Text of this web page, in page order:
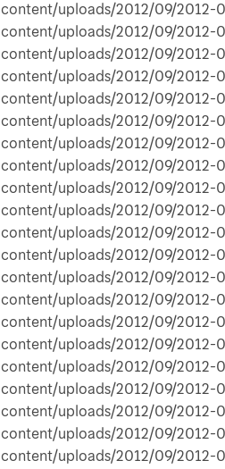
content/uploads/2012/09/2012-
content/uploads/2012/09/2012-
content/uploads/2012/09/
content/uploads/2012/09/2012-
content/uploads/2012/09/2012-
content/uploads/2012/09/2012-
content/uploads/2012/09/2012-
content/uploads/2012/09/2012-
content/uploads/2012/09/
content/uploads/2012/09/2012-
content/uploads/2012/09/2012-
content/uploads/2012/09/2012-
content/uploads/2012/09/2012-
content/uploads/2012/09/2012-
content/uploads/2012/09/2012-
content/uploads/2012/09/2012-
content/uploads/2012/09/2012-
content/uploads/2012/09/2012-
content/uploads/2012/09/2012-
content/uploads/2012/09/2012-
content/uploads/2012/09/2012-